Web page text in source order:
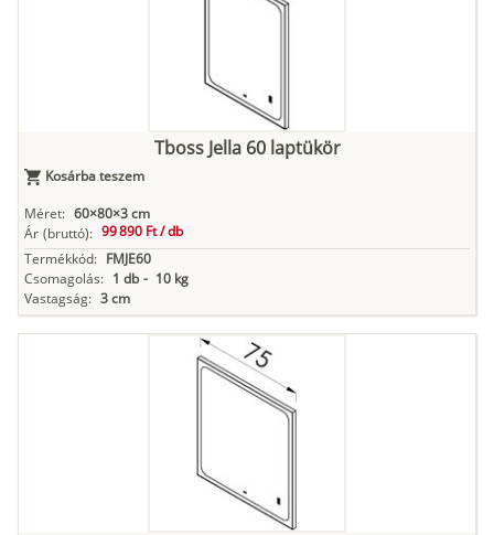
Tboss Jella 60 laptükör
Kosárba teszem
Méret: 60×80×3 cm
Ár (bruttó): 99 890 Ft /db
Termékkód: FMJE60
Csomagolás: 1 db - 10 kg
Vastagság: 3 cm